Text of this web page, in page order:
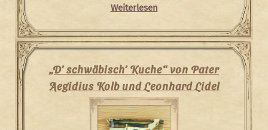
Weiterlesen
„D’ schwäbisch’ Kuche“ von Pater
Aegidius Kolb und Leonhard Lidel